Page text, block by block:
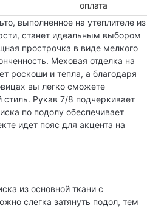
оплата
выполненное на утеплителе из
станет идеальным выбором
прострочка в виде мелкого
Меховая отделка на
роскоши и тепла, а благодаря
вы легко сможете
стиль. Рукав 7/8 подчеркивает
по подолу обеспечивает
идет пояс для акцента на
из основной ткани с
слегка затянуть подол, тем